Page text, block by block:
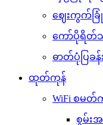
ဈေးကွက်ခ
ကော်ပိုရိတ်
ဓာတ်ပုံပြခန်
ထုတ်ကုန်
WiFi စမတ်
စွမ်း